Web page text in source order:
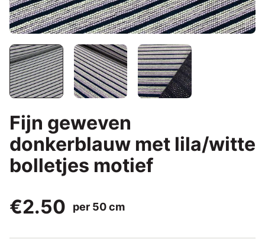
Fijn geweven
donkerblauw met lila/witte
bolletjes motief
€2.50
per 50 cm